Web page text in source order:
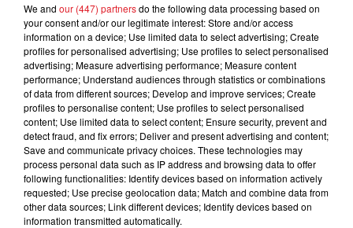
We and our (447) partnersdo the following data processing based on
your consent and/or our legitimate interest: Store and/or access
information on a device; Use limited data to select advertising; Create
profiles for personalised advertising; Use profiles to select personalised
advertising; Measure advertising performance; Measure content
performance; Understand audiences through statistics or combinations
of data from different sources; Develop and improve services; Create
profiles to personalise content; Use profiles to select personalised
content; Use limited data to select content; Ensure security, prevent and
detect fraud, and fix errors; Deliver and present advertising and content;
Save and communicate privacy choices. These technologies may
process personal data such as IP address and browsing data to offer
following functionalities: Identify devices based on information actively
requested; Use precise geolocation data; Match and combine data from
other data sources; Link different devices; Identify devices based on
information transmitted automatically.